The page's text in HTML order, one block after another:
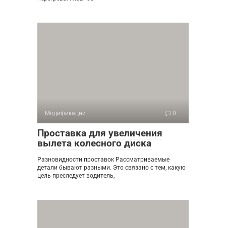
Модификации 0
Проставка для увеличения
вылета колесного диска
Разновидности проставок Рассматриваемые
детали бывают разными. Это связано с тем, какую
цель преследует водитель,